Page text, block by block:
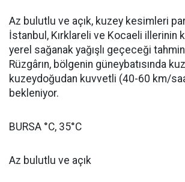
Az bulutlu ve açık, kuzey kesimleri
İstanbul, Kırklareli ve Kocaeli illerinin
yerel sağanak yağışlı geçeceği
Rüzgârın, bölgenin güneybatısında
kuzeydoğudan kuvvetli (40-60 km/
bekleniyor.
BURSA °C, 35°C
Az bulutlu ve açık